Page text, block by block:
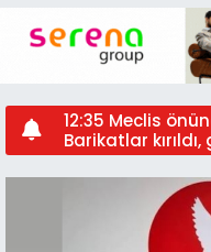
13:04 Meclis
güvenlik
12:35 Meclis
Barikatlar
12:28 Selma
fakirleşirken
22:34 Meclis’te
yasası kabul